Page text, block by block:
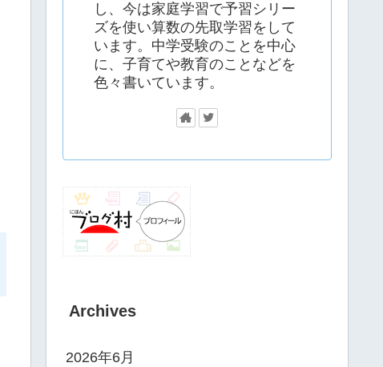
し、今は家庭学習で予習シリー
ズを使い算数の先取学習をして
います。中学受験のことを中心
に、子育てや教育のことなどを
色々書いています。
Archives
2026年6月